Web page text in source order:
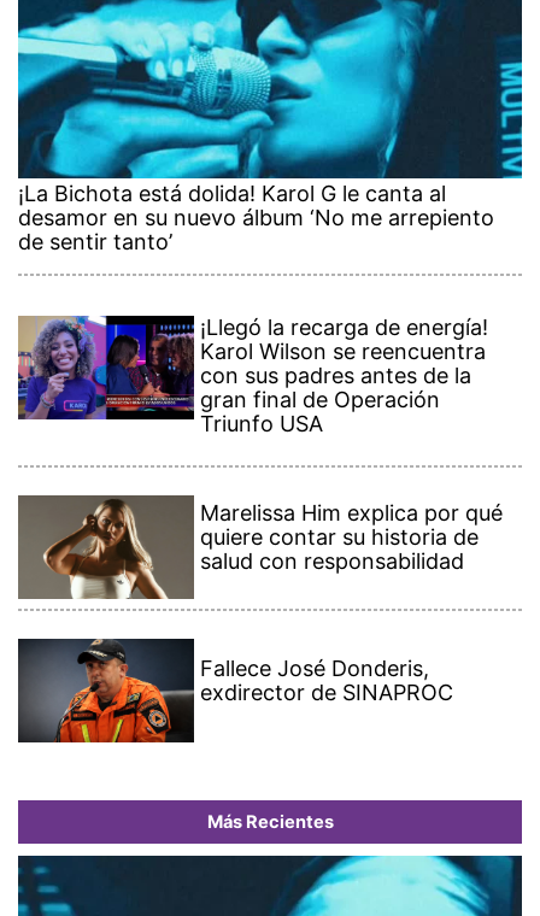
¡La Bichota está dolida! Karol G le canta al
desamor en su nuevo álbum ‘No me arrepiento
de sentir tanto’
¡Llegó la recarga de energía!
Karol Wilson se reencuentra
con sus padres antes de la
gran final de Operación
Triunfo USA
Marelissa Him explica por qué
quiere contar su historia de
salud con responsabilidad
Fallece José Donderis,
exdirector de SINAPROC
Más Recientes